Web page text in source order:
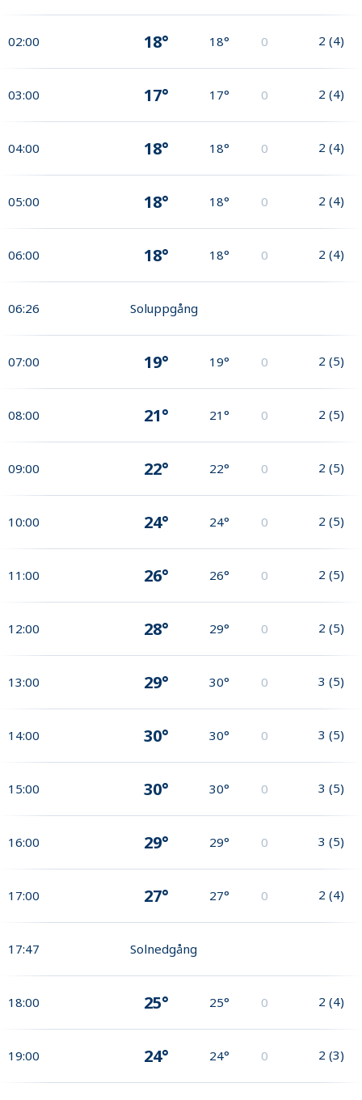
02:00 18° 18° 0 2 (4)
03:00 17° 17° 0 2 (4)
04:00 18° 18° 0 2 (4)
05:00 18° 18° 0 2 (4)
06:00 18° 18° 0 2 (4)
06:26 Soluppgång
07:00 19° 19° 0 2 (5)
08:00 21° 21° 0 2 (5)
09:00 22° 22° 0 2 (5)
10:00 24° 24° 0 2 (5)
11:00 26° 26° 0 2 (5)
12:00 28° 29° 0 2 (5)
13:00 29° 30° 0 3 (5)
14:00 30° 30° 0 3 (5)
15:00 30° 30° 0 3 (5)
16:00 29° 29° 0 3 (5)
17:00 27° 27° 0 2 (4)
17:47 Solnedgång
18:00 25° 25° 0 2 (4)
19:00 24° 24° 0 2 (3)